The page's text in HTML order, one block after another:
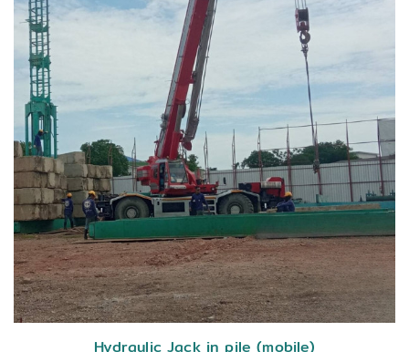
Hydraulic Jack in pile (mobile)